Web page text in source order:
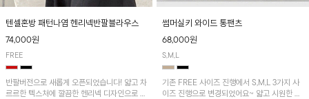
텐셀혼방 패턴나염 헨리넥반팔블라우스
74,000원
FREE
반팔버전으로 새롭게 오픈되었습니다! 얇고 차
르르한 텍스처에 깔끔한 헨리넥 디자인으로 제
썸머실키 와이드 통팬츠
68,000원
S,M,L
기존 FREE 사이즈 진행에서 S,M,L 3가지 사
이즈 진행으로 변경되었어요~ 얇고 시원한 원